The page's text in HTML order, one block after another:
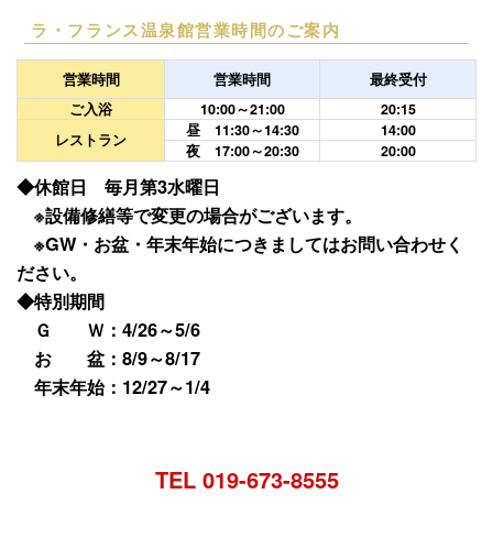
ラ・フランス温泉館営業時間のご案内
営業時間 営業時間
最終受付
ご入浴
10:00～21:00
20:15
レストラン
昼 11:30～14:30
14:00
夜 17:00～20:30
20:00
◆休館日 毎月第3水曜日
※設備修繕等で変更の場合がございます。
※GW・お盆・年末年始につきましてはお問い合わせく
ださい。
◆特別期間
Ｇ Ｗ：4/26～5/6
お 盆：8/9～8/17
年末年始：12/27～1/4
TEL 019-673-8555